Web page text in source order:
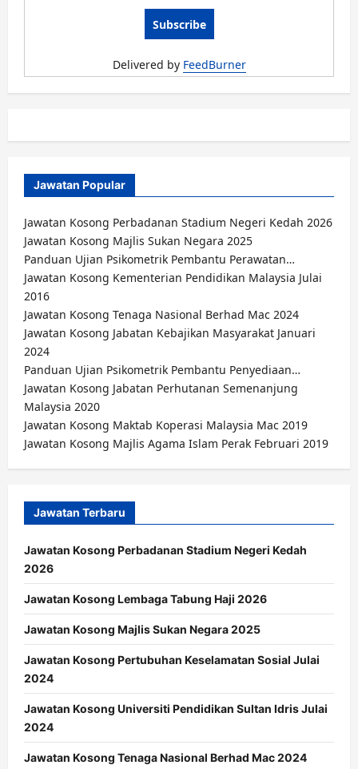
Delivered by FeedBurner
Jawatan Popular
Jawatan Kosong Perbadanan Stadium Negeri Kedah 2026
Jawatan Kosong Majlis Sukan Negara 2025
Panduan Ujian Psikometrik Pembantu Perawatan…
Jawatan Kosong Kementerian Pendidikan Malaysia Julai
2016
Jawatan Kosong Tenaga Nasional Berhad Mac 2024
Jawatan Kosong Jabatan Kebajikan Masyarakat Januari
2024
Panduan Ujian Psikometrik Pembantu Penyediaan…
Jawatan Kosong Jabatan Perhutanan Semenanjung
Malaysia 2020
Jawatan Kosong Maktab Koperasi Malaysia Mac 2019
Jawatan Kosong Majlis Agama Islam Perak Februari 2019
Jawatan Terbaru
Jawatan Kosong Perbadanan Stadium Negeri Kedah
2026
Jawatan Kosong Lembaga Tabung Haji 2026
Jawatan Kosong Majlis Sukan Negara 2025
Jawatan Kosong Pertubuhan Keselamatan Sosial Julai
2024
Jawatan Kosong Universiti Pendidikan Sultan Idris Julai
2024
Jawatan Kosong Tenaga Nasional Berhad Mac 2024